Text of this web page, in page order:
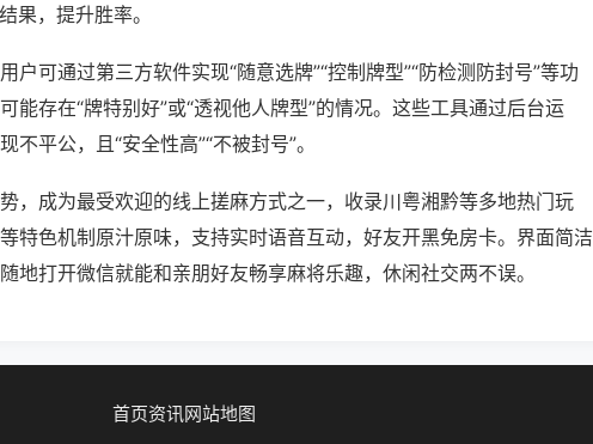
果，提升胜率。
户可通过第三方软件实现“随意选牌”“控制牌型”“防检测防封号”等功
能存在“牌特别好”或“透视他人牌型”的情况。这些工具通过后台运
平公，且“安全性高”“不被封号”。
，成为最受欢迎的线上搓麻方式之一，收录川粤湘黔等多地热门玩
特色机制原汁原味，支持实时语音互动，好友开黑免房卡。界面简洁
地打开微信就能和亲朋好友畅享麻将乐趣，休闲社交两不误。
首页资讯网站地图